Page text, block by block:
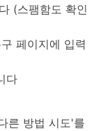
(스팸함도 확인
페이지에 입력
다
른 방법 시도'를